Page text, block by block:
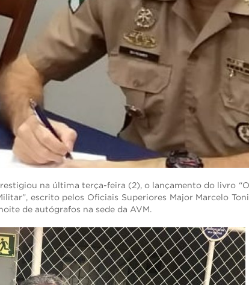
na última terça-feira (2), o lançamento do livro
escrito pelos Oficiais Superiores Major Marcelo
de autógrafos na sede da AVM.